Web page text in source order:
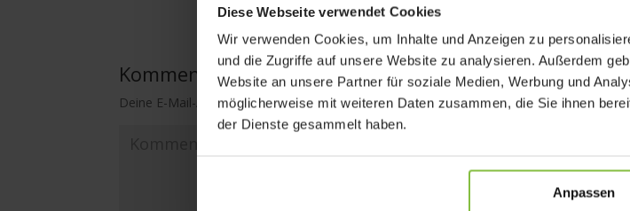
Diese Webseite verwendet Cookies
Wir verwenden Cookies, um Inhalte und Anzeigen zu
und die Zugriffe auf unsere Website zu analysieren. Außerdem
Website an unsere Partner für soziale Medien, Werbung und
möglicherweise mit weiteren Daten zusammen, die Sie ihnen
der Dienste gesammelt haben.
Anpassen
Kommentar absenden
Deine E-Mail-Adresse wird nicht veröffentlicht. Erforderliche Felder sind mit* markiert